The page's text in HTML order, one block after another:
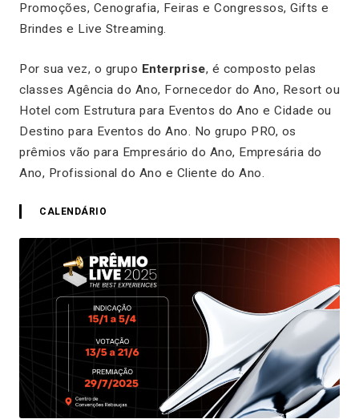
Promoções, Cenografia, Feiras e Congressos, Gifts e
Brindes e Live Streaming.
Por sua vez, o grupo Enterprise, é composto pelas
classes Agência do Ano, Fornecedor do Ano, Resort ou
Hotel com Estrutura para Eventos do Ano e Cidade ou
Destino para Eventos do Ano. No grupo PRO, os
prêmios vão para Empresário do Ano, Empresária do
Ano, Profissional do Ano e Cliente do Ano.
CALENDÁRIO